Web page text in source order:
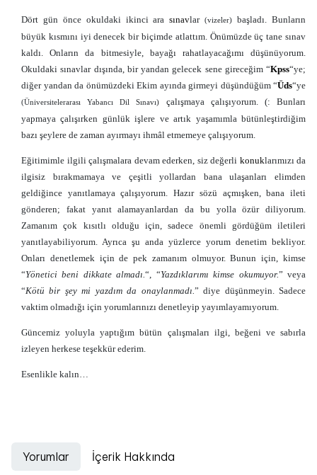
Dört gün önce okuldaki ikinci arasınavlar(vizeler)
başladı. Bunların
büyük kısmını iyi denecek bir biçimde atlattım. Önümüzde üç tane sınav
kaldı. Onların da bitmesiyle, bayağı rahatlayacağımı düşünüyorum.
Okuldaki sınavlar dışında, bir yandan gelecek sene gireceğim “Kpss“ye;
diğer yandan da önümüzdeki Ekim ayında girmeyi düşündüğüm “Üds“ye
(Üniversitelerarası Yabancı Dil Sınavı)
çalışmaya çalışıyorum. (: Bunları
yapmaya çalışırken günlük işlere ve artık yaşamımla bütünleştirdiğim
bazı şeylere de zaman ayırmayı ihmâl etmemeye çalışıyorum.
Eğitimimle ilgili çalışmalara devam ederken, siz değerli konuklarımızı da
ilgisiz bırakmamaya ve çeşitli yollardan bana ulaşanları elimden
geldiğince yanıtlamaya çalışıyorum. Hazır sözü açmışken, bana ileti
gönderen; fakat yanıt alamayanlardan da bu yolla özür diliyorum.
Zamanım çok kısıtlı olduğu için, sadece önemli gördüğüm iletileri
yanıtlayabiliyorum. Ayrıca şu anda yüzlerce yorum denetim bekliyor.
Onları denetlemek için de pek zamanım olmuyor. Bunun için, kimse
“Yönetici beni dikkate almadı.“, “Yazdıklarımı kimse okumuyor.” veya
“Kötü bir şey mi yazdım da onaylanmadı.” diye düşünmeyin. Sadece
vaktim olmadığı için yorumlarınızı denetleyip yayımlayamıyorum.
Güncemiz yoluyla yaptığım bütün çalışmaları ilgi, beğeni ve sabırla
izleyen herkese teşekkür ederim.
Esenlikle kalın…
Yorumlar İçerik Hakkında